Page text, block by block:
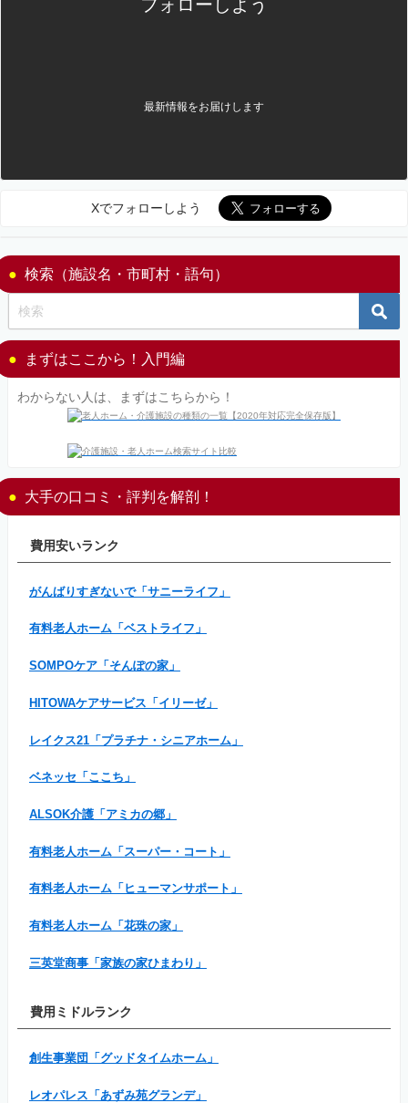
フォローしよう
最新情報をお届けします
Xでフォローしよう
検索（施設名・市町村・語句）
まずはここから！入門編
わからない人は、まずはこちらから！
大手の口コミ・評判を解剖！
費用安いランク
がんばりすぎないで「サニーライフ」
有料老人ホーム「ベストライフ」
SOMPOケア「そんぽの家」
HITOWAケアサービス「イリーゼ」
レイクス21「プラチナ・シニアホーム」
ベネッセ「ここち」
ALSOK介護「アミカの郷」
有料老人ホーム「スーパー・コート」
有料老人ホーム「ヒューマンサポート」
有料老人ホーム「花珠の家」
三英堂商事「家族の家ひまわり」
費用ミドルランク
創生事業団「グッドタイムホーム」
レオパレス「あずみ苑グランデ」